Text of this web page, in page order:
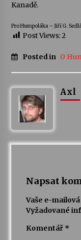
Kanadě.
Pro Humpoláka – Jiří G.
Post Views:2
Posted in O
Axl
Napsat
Vaše e-
Vyžadované
Komentář *